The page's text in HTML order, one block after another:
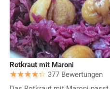
Rotkraut mit Maroni
377 Bewertungen